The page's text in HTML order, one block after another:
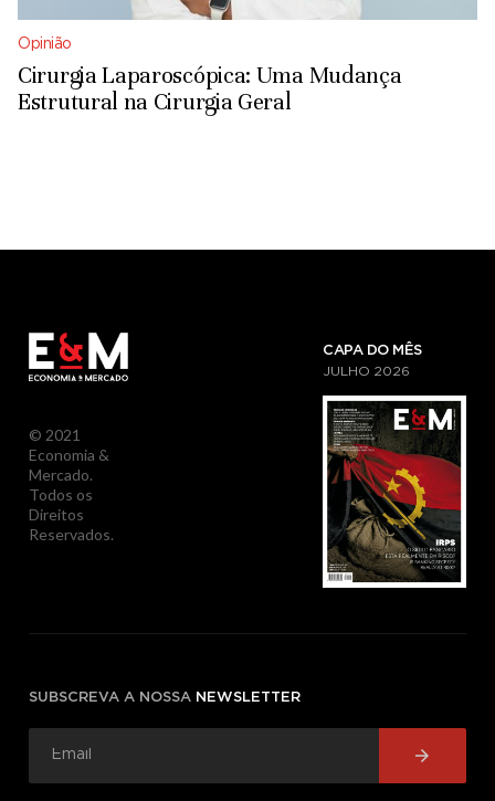
Opinião
Cirurgia Laparoscópica: Uma Mudança
Estrutural na Cirurgia Geral
© 2021
Economia &
Mercado.
Todos os
Direitos
Reservados.
CAPA DO MÊS
JULHO 2026
SUBSCREVA A NOSSA NEWSLETTER